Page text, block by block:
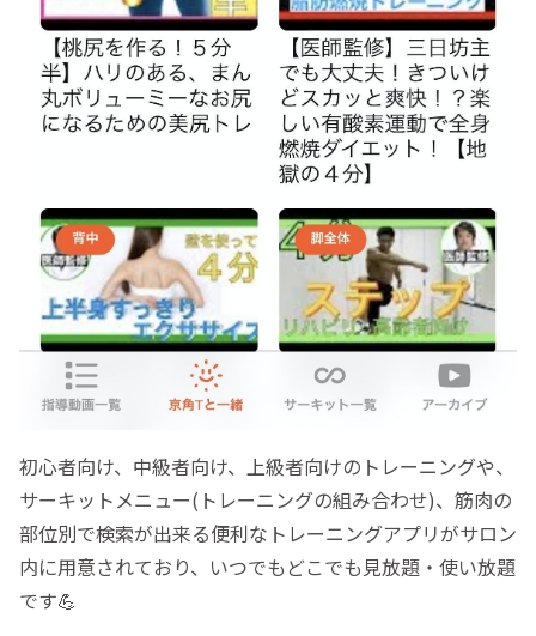
初心者向け、中級者向け、上級者向けのトレーニングや、
サーキットメニュー(トレーニングの組み合わせ)、筋肉の
部位別で検索が出来る便利なトレーニングアプリがサロン
内に用意されており、いつでもどこでも見放題・使い放題
です💪